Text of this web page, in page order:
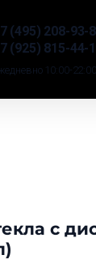
(495) 208-93-
(925) 815-44-
10:00-22:00
с